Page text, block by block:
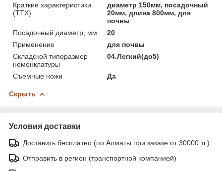
Краткие характеристики
(ТТХ)
диаметр 150мм, посадочный
20мм, длина 800мм, для
почвы
Посадочный диаметр, мм
20
Применение
для почвы
Складской типоразмер
номенклатуры
04.Легкий(до5)
Съемные ножи Да
Скрыть
Условия доставки
Доставить бесплатно (по Алматы при заказе от 30000 тг.)
Отправить в регион (транспортной компанией)